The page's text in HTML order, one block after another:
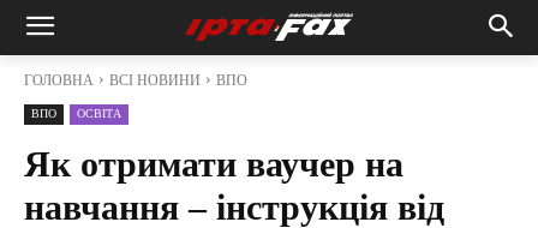
ГОЛОВНА ВСІ НОВИНИ ВПО
ВПО ОСВІТА
Як отримати ваучер на
навчання – інструкція від